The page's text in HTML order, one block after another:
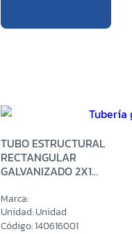
TUBO ESTRUCTURAL
RECTANGULAR
GALVANIZADO 2X1
Marca:
Unidad: Unidad
Código: 140616001